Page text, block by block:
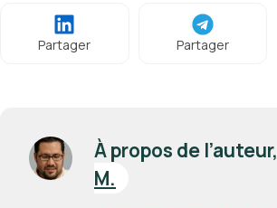
Partager Partager
À propos de l’auteur,
M.